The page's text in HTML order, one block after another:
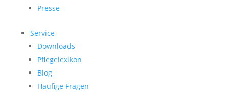
Presse
Service
Downloads
Pflegelexikon
Blog
Häufige Fragen